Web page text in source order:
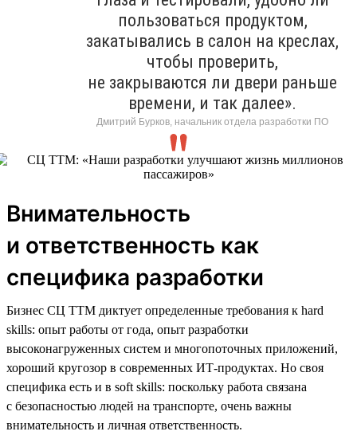
пользоваться продуктом,
закатывались в салон на креслах,
чтобы проверить,
не закрываются ли двери раньше
времени, и так далее».
Дмитрий Бурков, начальник отдела разработки ПО
Внимательность
и ответственность как
специфика разработки
Бизнес СЦ ТТМ диктует определенные требования к hard
skills: опыт работы от года, опыт разработки
высоконагруженных систем и многопоточных приложений,
хороший кругозор в современных ИТ-продуктах. Но своя
специфика есть и в soft skills: поскольку работа связана
с безопасностью людей на транспорте, очень важны
внимательность и личная ответственность.